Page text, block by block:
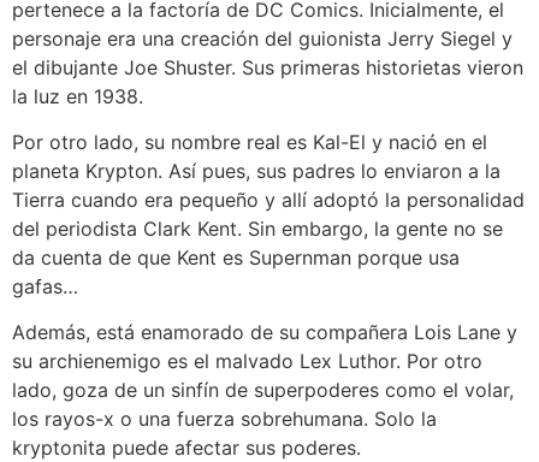
pertenece a la factoría de DC Comics. Inicialmente, el
personaje era una creación del guionista Jerry Siegel y
el dibujante Joe Shuster. Sus primeras historietas vieron
la luz en 1938.
Por otro lado, su nombre real es Kal-El y nació en el
planeta Krypton. Así pues, sus padres lo enviaron a la
Tierra cuando era pequeño y allí adoptó la personalidad
del periodista Clark Kent. Sin embargo, la gente no se
da cuenta de que Kent es Supernman porque usa
gafas…
Además, está enamorado de su compañera Lois Lane y
su archienemigo es el malvado Lex Luthor. Por otro
lado, goza de un sinfín de superpoderes como el volar,
los rayos-x o una fuerza sobrehumana. Solo la
kryptonita puede afectar sus poderes.